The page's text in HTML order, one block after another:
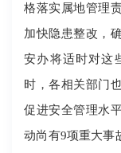
格落实属地管理
加快隐患整改，
安办将适时对这
时，各相关部门
促进安全管理水
动尚有9项重大事